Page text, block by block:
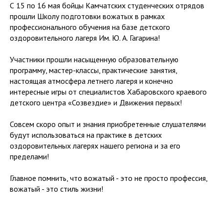
С 15 по 16 мая бойцы Камчатских студенческих отрядов
прошли Школу подготовки вожатых в рамках
профессионального обучения на базе детского
оздоровительного лагеря Им. Ю. А. Гагарина!
Участники прошли насыщенную образовательную
программу, мастер-классы, практические занятия,
настоящая атмосфера летнего лагеря и конечно
интересные игры от специалистов Хабаровского краевого
детского центра «Созвездие» и Движения первых!
Совсем скоро опыт и знания приобретенные слушателями
будут использоваться на практике в детских
оздоровительных лагерях нашего региона и за его
пределами!
Главное помнить, что вожатый - это не просто профессия,
вожатый - это стиль жизни!